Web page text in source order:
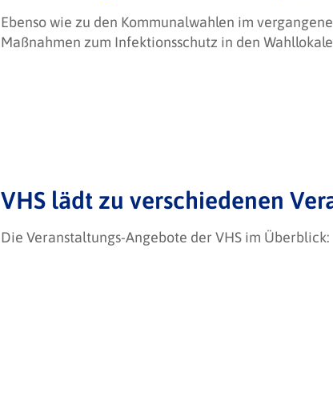
Ebenso wie zu den Kommunalwahlen im
Maßnahmen zum Infektionsschutz in den
VHS lädt zu verschiedenen
Die Veranstaltungs-Angebote der VHS im Überblick: